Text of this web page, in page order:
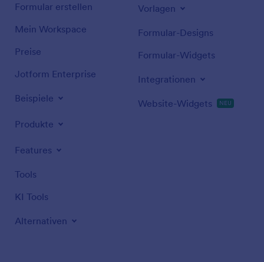
Formular erstellen
Mein Workspace
Preise
Jotform Enterprise
Beispiele
Produkte
Features
Tools
KI Tools
Alternativen
Vorlagen
Formular-Designs
Formular-Widgets
Integrationen
Website-Widgets NEU